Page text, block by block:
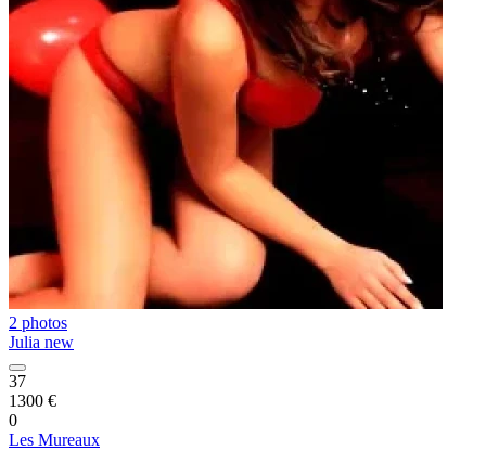
2 photos
Julia new
37
1300 €
0
Les Mureaux